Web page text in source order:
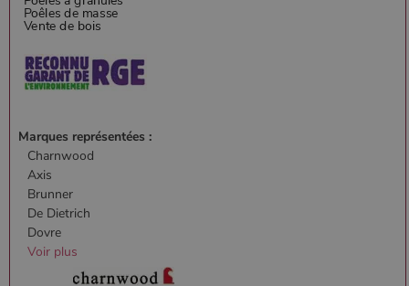
Marques représentées :
Charnwood
Axis
Brunner
De Dietrich
Dovre
Voir plus